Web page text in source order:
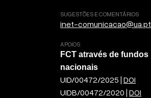
SUGESTÕES E COMENTÁRIOS
inet-comunicacao@ua.pt
APOIOS
FCT através de fundos
nacionais
UID/00472/2025 | DOI
UIDB/00472/2020 | DOI